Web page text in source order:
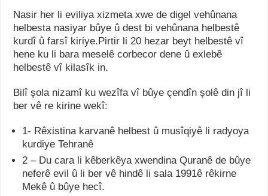
Nasir her li eviliya xizmeta xwe de digel vehûnana
helbesta nasiyar bûye û dest bi vehûnana helbestê
kurdî û farsî kiriye.Pirtir li 20 hezar beyt helbestê vî
hene ku li bara meselê corbecor dene û exlebê
helbestê vî kilasîk in.
Bilî şola nizamî ku wezîfa vî bûye çendîn şolê din jî li
ber vê re kirine wekî:
1- Rêxistina karvanê helbest û musîqiyê li radyoya
kurdiye Tehranê
2 – Du cara li kêberkêya xwendina Quranê de bûye
neferê evil û li ber vê hindê li sala 1991ê rêkirne
Mekê û bûye hecî.